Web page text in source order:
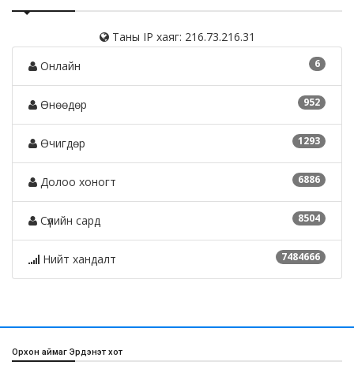
Таны IP хаяг: 216.73.216.31
6
Онлайн
952
Өнөөдөр
1293
Өчигдөр
6886
Долоо хоногт
8504
Сүүлийн сард
7484666
Нийт хандалт
Орхон аймаг Эрдэнэт хот